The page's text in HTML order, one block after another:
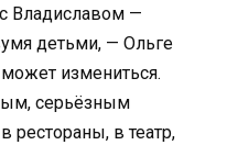
Владиславом —
детьми, — Ольге
измениться.
серьёзным
в театр,